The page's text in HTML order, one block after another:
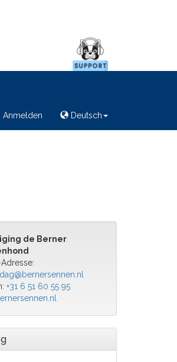
Anmelden Deutsch
de Berner
+31 6 51 60 55 95